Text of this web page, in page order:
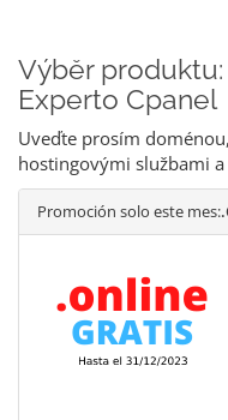
Výběr
Experto Cpanel
Uveďte prosím
hostingovými službami
Promoción solo este mes: